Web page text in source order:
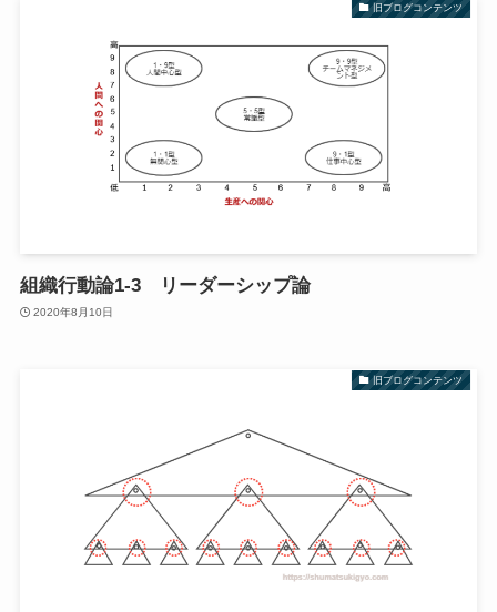
旧ブログコンテンツ
組織行動論1-3 リーダーシップ論
2020年8月10日
旧ブログコンテンツ